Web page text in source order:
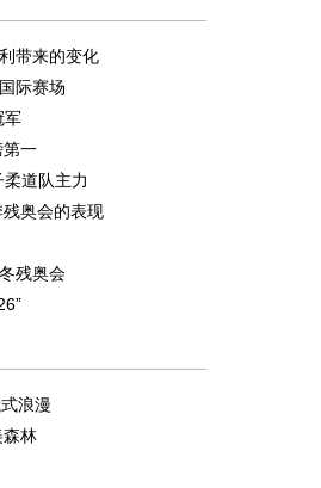
带来的变化
际赛场
军
第一
道队主力
奥会的表现
残奥会
浪漫
森林